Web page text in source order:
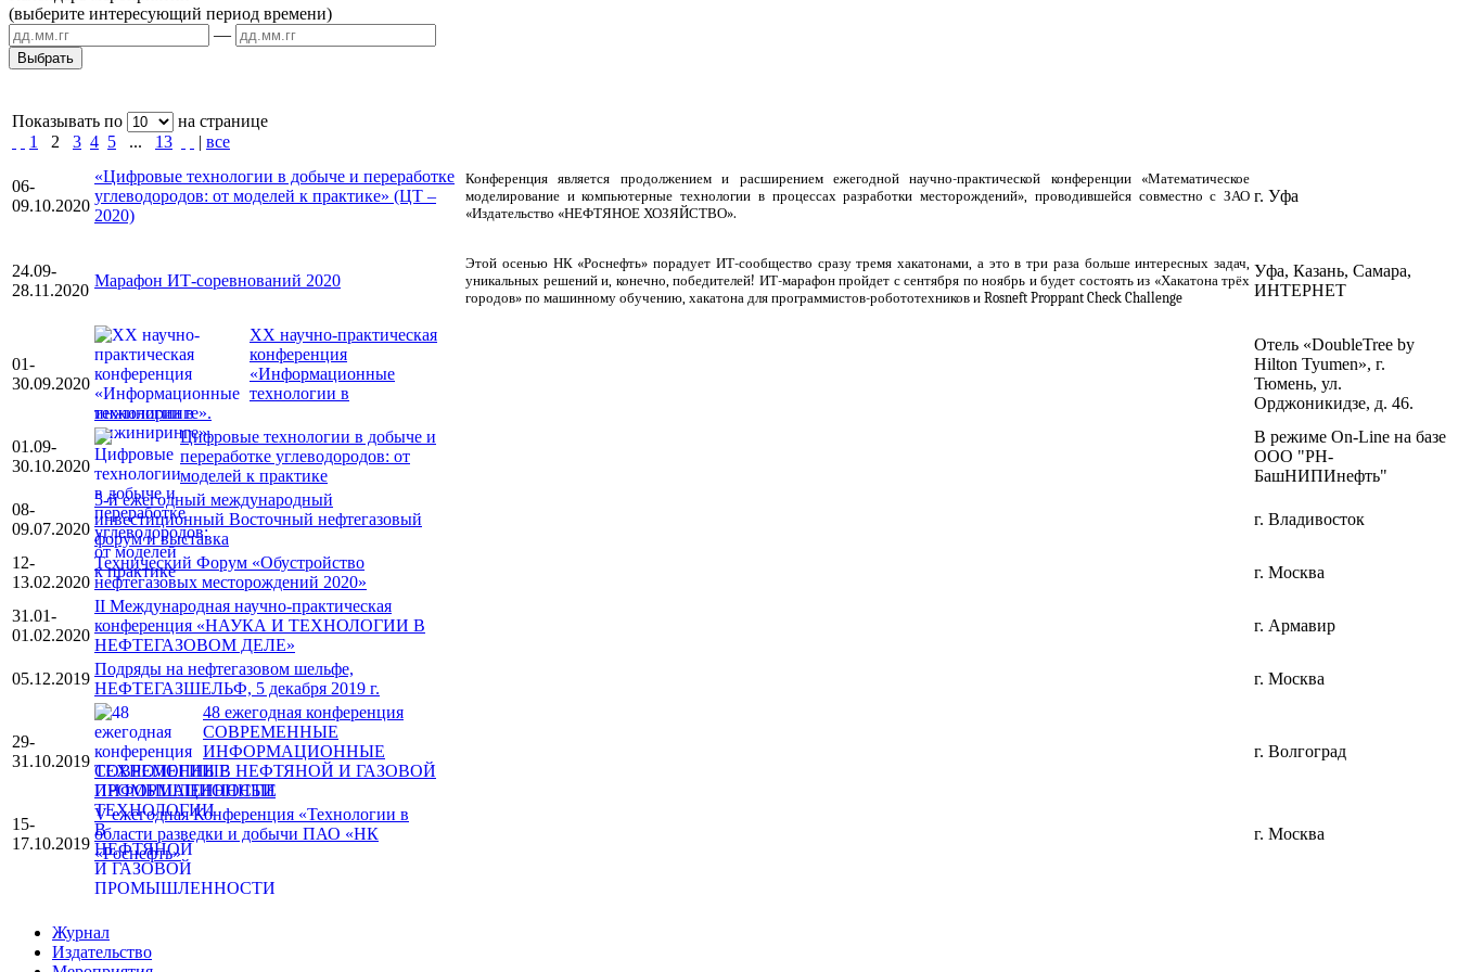
(выберите интересующий период времени)
—
Показывать по
на странице
1
2 3 4 5 ... 13 | все
06-
09.10.2020
«Цифровые технологии в добыче и переработке
углеводородов: от моделей к практике» (ЦТ –
2020)
Конференция является продолжением и расширением ежегодной научно-практической конференции «Математическое
моделирование и компьютерные технологии в процессах разработки месторождений», проводившейся совместно с ЗАО
«Издательство «НЕФТЯНОЕ ХОЗЯЙСТВО».
г. Уфа
24.09-
28.11.2020
Марафон ИТ-соревнований 2020
Этой осенью НК «Роснефть» порадует ИТ-сообщество сразу тремя хакатонами, а это в три раза больше интересных задач,
уникальных решений и, конечно, победителей! ИТ-марафон пройдет с сентября по ноябрь и будет состоять из «Хакатона трёх
городов» по машинному обучению, хакатона для программистов-робототехников и Rosneft Proppant Check Challenge
Уфа, Казань, Самара,
ИНТЕРНЕТ
01-
30.09.2020
XX научно-практическая
конференция
«Информационные
технологии в
инжиниринге».
Отель «DoubleTree by
Hilton Tyumen», г.
Тюмень, ул.
Орджоникидзе, д. 46.
01.09-
30.10.2020
Цифровые технологии в добыче и
переработке углеводородов: от
моделей к практике
В режиме On-Line на базе
ООО "РН-
БашНИПИнефть"
08-
09.07.2020
5-й ежегодный международный
инвестиционный Восточный нефтегазовый
форум и выставка
г. Владивосток
12-
13.02.2020
Технический Форум «Обустройство
нефтегазовых месторождений 2020»
г. Москва
31.01-
01.02.2020
II Международная научно-практическая
конференция «НАУКА И ТЕХНОЛОГИИ В
НЕФТЕГАЗОВОМ ДЕЛЕ»
г. Армавир
05.12.2019
Подряды на нефтегазовом шельфе,
НЕФТЕГАЗШЕЛЬФ, 5 декабря 2019 г.
г. Москва
29-
31.10.2019
48 ежегодная конференция
СОВРЕМЕННЫЕ
ИНФОРМАЦИОННЫЕ
ТЕХНОЛОГИИ В НЕФТЯНОЙ И ГАЗОВОЙ
ПРОМЫШЛЕННОСТИ
г. Волгоград
15-
17.10.2019
V ежегодная Конференция «Технологии в
области разведки и добычи ПАО «НК
«Роснефть»
г. Москва
Журнал
Издательство